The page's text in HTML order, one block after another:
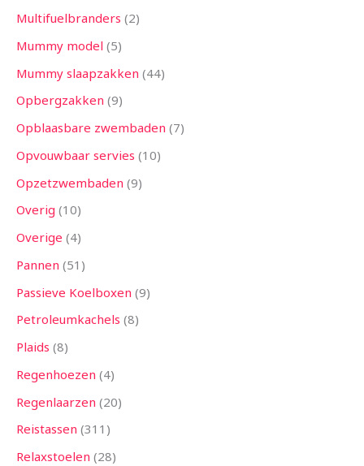
Multifuelbranders 2
Mummy model 5
Mummy slaapzakken 44
Opbergzakken 9
Opblaasbare zwembaden 7
Opvouwbaar servies 10
Opzetzwembaden 9
Overig 10
Overige 4
Pannen 51
Passieve Koelboxen 9
Petroleumkachels 8
Plaids 8
Regenhoezen 4
Regenlaarzen 20
Reistassen 311
Relaxstoelen 28